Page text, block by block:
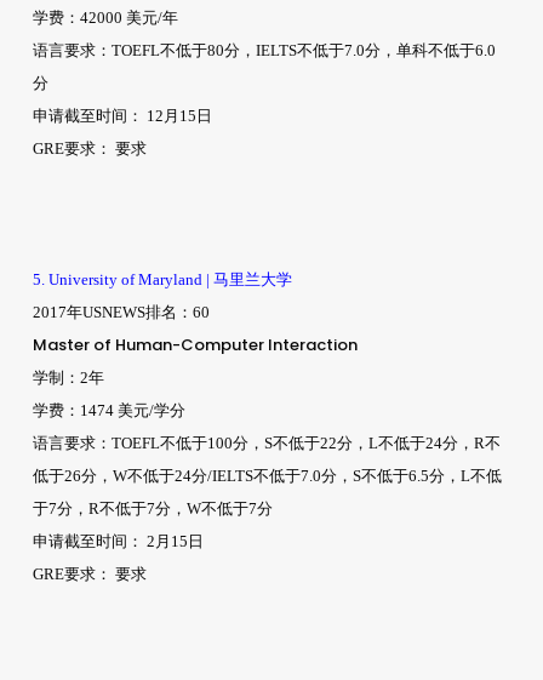
学费：42000 美元/年
语言要求：TOEFL不低于80分，IELTS不低于7.0分，单科不低于6.0
分
申请截至时间： 12月15日
GRE要求： 要求
5. University of Maryland | 马里兰大学
2017年USNEWS排名：60
Master of Human-Computer Interaction
学制：2年
学费：1474 美元/学分
语言要求：TOEFL不低于100分，S不低于22分，L不低于24分，R不
低于26分，W不低于24分/IELTS不低于7.0分，S不低于6.5分，L不低
于7分，R不低于7分，W不低于7分
申请截至时间： 2月15日
GRE要求： 要求